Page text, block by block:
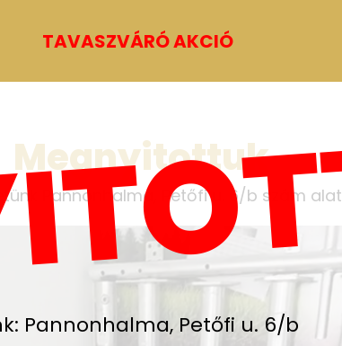
TAVASZVÁRÓ AKCIÓ
Pannonhalma, Petőfi u. 6/b
Megnyitottuk
Pannonhalma, Petőfi u. 6/b szám